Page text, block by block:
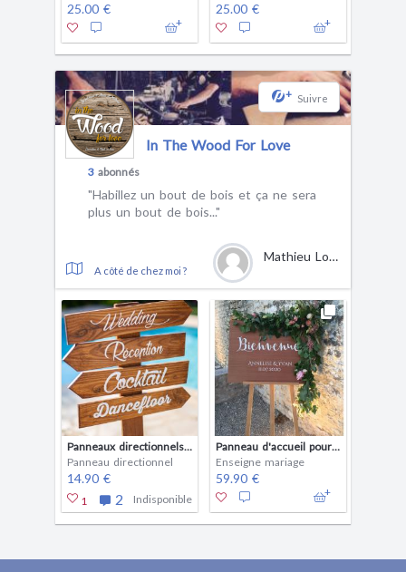
25.00 € 25.00 €
+ Suivre
In The Wood For Love
3 abonnés
"Habillez un bout de bois et ça ne sera
plus un bout de bois..."
A côté de chez moi ?
Mathieu Locatelli
Panneaux directionnels bois et peinture à personnaliser, pancarte en bois, flèche mariages, signalétique champêtres, panneau pour mariage
Panneau directionnel
14.90 €
1 2 Indisponible
Panneau d'accueil pour Mariage (copie)
Enseigne mariage
59.90 €